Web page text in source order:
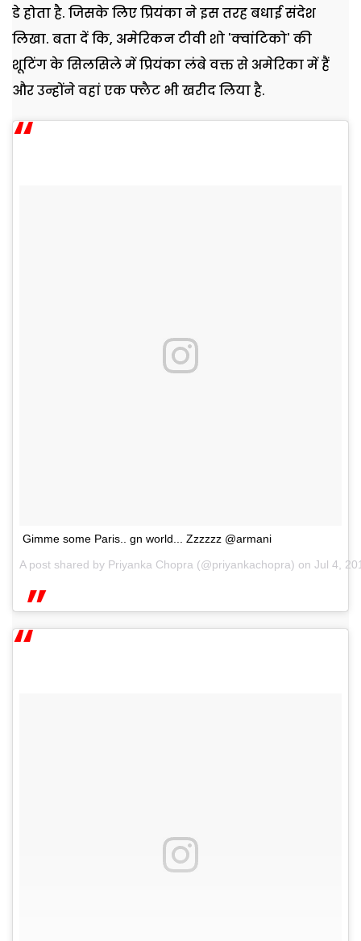
डे होता है. जिसके लिए प्रियंका ने इस तरह बधाई संदेश
लिखा. बता दें कि, अमेरिकन टीवी शो 'क्वांटिको' की
शूटिंग के सिलसिले में प्रियंका लंबे वक्त से अमेरिका में हैं
और उन्होंने वहां एक फ्लैट भी खरीद लिया है.
Gimme some Paris.. gn world... Zzzzzz @armani
A post shared by Priyanka Chopra (@priyankachopra) on Jul 4,